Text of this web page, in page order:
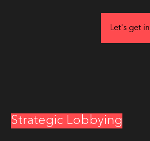
Let's get
Strategic Lobbying